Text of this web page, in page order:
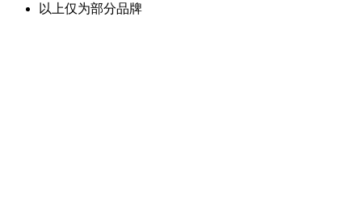
以上仅为部分品牌